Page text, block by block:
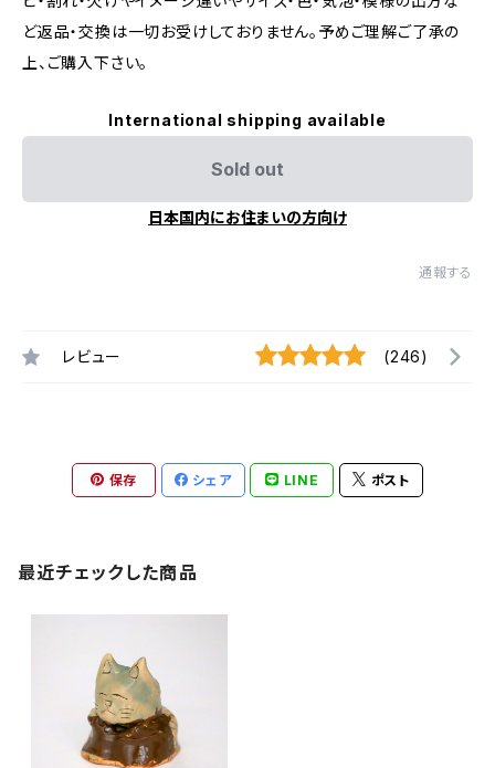
ど返品・交換は一切お受けしておりません。予めご理解ご了承の
上、ご購入下さい。
International shipping available
Sold out
日本国内にお住まいの方向け
通報する
レビュー (246)
保存 シェア LINE ポスト
最近チェックした商品